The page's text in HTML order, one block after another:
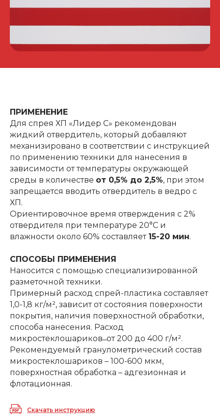
ПРИМЕНЕНИЕ
Для спрея ХП «Лидер С» рекомендован
жидкий отвердитель, который добавляют
механизировано в соответствии с инструкцией
по применению техники для нанесения в
зависимости от температуры окружающей
среды в количестве от 0,5% до 2,5%, при этом
запрещается вводить отвердитель в ведро с
ХП.
Ориентировочное время отверждения с 2%
отвердителя при температуре 20°С и
влажности около 60% составляет 15-20 мин.
СПОСОБЫ ПРИМЕНЕНИЯ
Наносится с помощью специализированной
разметочной техники.
Примерный расход спрей-пластика составляет
1,0-1,8 кг/м², зависит от состояния поверхности
покрытия, наличия поверхностной обработки,
способа нанесения. Расход
микростеклошариков ̶ от 200 до 400 г/м².
Рекомендуемый гранулометрический состав
микростеклошариков – 100-600 мкм,
поверхностная обработка – адгезионная и
флотационная.
Скачать инструкцию